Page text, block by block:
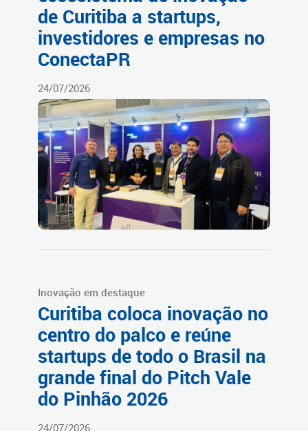
de Curitiba a startups,
investidores e empresas no
ConectaPR
24/07/2026
Inovação em destaque
Curitiba coloca inovação no
centro do palco e reúne
startups de todo o Brasil na
grande final do Pitch Vale
do Pinhão 2026
24/07/2026